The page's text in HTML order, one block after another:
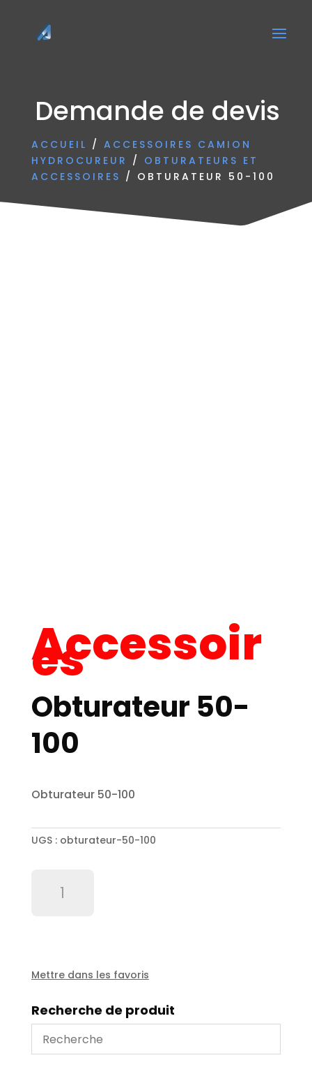
Demande de devis
ACCUEIL / ACCESSOIRES CAMION
HYDROCUREUR / OBTURATEURS ET
ACCESSOIRES / OBTURATEUR 50-100
Accessoir
es
Obturateur 50-
100
Obturateur 50-100
UGS : obturateur-50-100
Mettre dans les favoris
Recherche de produit